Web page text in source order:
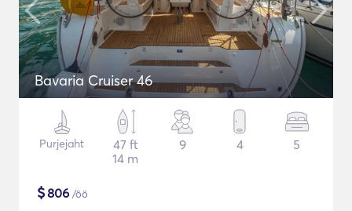
Bavaria Cruiser 46
Purjejaht
47 ft
14 m
9 4 5
$806 /öö